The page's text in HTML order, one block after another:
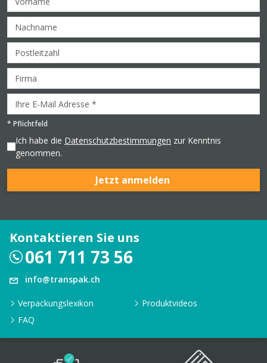
* Pflichtfeld
Ich habe die Datenschutzbestimmungen zur Kenntnis
genommen.
Jetzt anmelden
Kontaktieren Sie uns
061 711 73 56
info@transpak.ch
Verpackungslexikon
Produktvideos
FAQ